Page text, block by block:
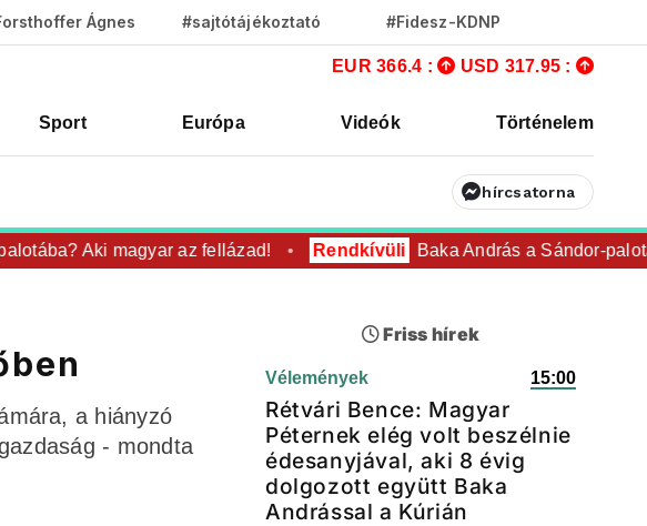
Ágnes #sajtótájékoztató #Fidesz-KDNP
EUR 366.4 : USD 317.95 :
Sport Európa Videók Történelem
hírcsatorna
Aki magyar az fellázad! Rendkívüli Baka András a Sándor-
a hiányzó
- mondta
Friss hírek
Vélemények 15:00
Rétvári Bence: Magyar
Péternek elég volt beszélnie
édesanyjával, aki 8 évig
dolgozott együtt Baka
Andrással a Kúrián